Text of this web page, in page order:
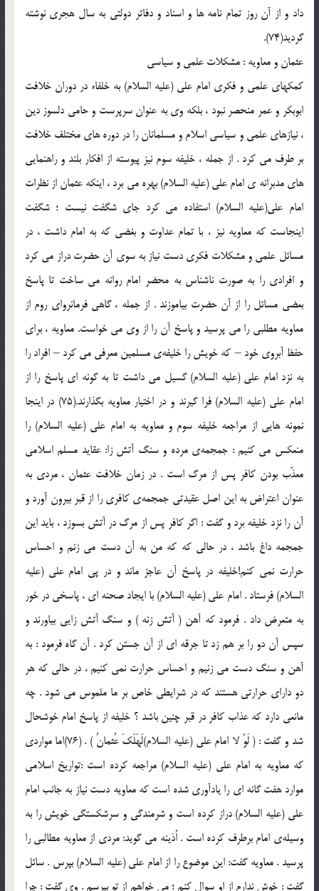
داد و از آن روز تمام نامه ها و اسناد و دفاتر دولتي به سال هجري نوشته
گرديد(74).
عثمان و معاويه : مشكلات علمي و سياسي
كمكهاي علمي و فكري امام علي (علیه السلام) به خلفاء در دوران خلافت
ابوبكر و عمر منحصر نبود ، بلكه وي به عنوان سرپرست و حامي دلسوز دين
، نيازهاي علمي و سياسي اسلام و مسلمانان را در دوره هاي مختلف خلافت
بر طرف مي كرد . از جمله ، خليفه سوم نيز پيوسته از افكار بلند و راهنمايي
هاي مدبرانه ی امام علي (علیه السلام) بهره مي برد ، اينكه عثمان از نظرات
امام علي(علیه السلام) استفاده مي کرد جای شگفت نيست ؛ شگفت
اينجاست كه معاويه نيز ، با تمام عداوت و بغضي كه به امام داشت ، در
مسائل علمي و مشكلات فكري دست نياز به سوي آن حضرت دراز مي كرد
و افرادي را به صورت ناشناس به محضر امام روانه مي ساخت تا پاسخ
بعضي مسائل را از آن حضرت بياموزند . از جمله ، گاهي فرمانرواي روم از
معاويه مطلبي را مي پرسيد و پاسخ آن را از وي مي خواست. معاويه ، براي
حفظ آبروي خود – كه خويش را خليفه‌ي مسلمين معرفي مي كرد – افراد را
به نزد امام علي (علیه السلام) گسيل مي داشت تا به گونه اي پاسخ را از
امام علي (علیه السلام) فرا گيرند و در اختيار معاويه بگذارند.(75) در اينجا
نمونه هايي از مراجعه خليفه سوم و معاويه به امام علي (علیه السلام) را
منعكس مي كنيم : جمجمه‌ي مرده و سنگ آتش ‌زا: عقايد مسلم اسلامي
معذّب بودن كافر پس از مرگ است . در زمان خلافت عثمان ، مردي به
عنوان اعتراض به اين اصل عقيدتي جمجمه‌ي كافري را از قبر بيرون آورد و
آن را نزد خليفه برد و گفت : اگر كافر پس از مرگ در آتش بسوزد ، بايد اين
جمجمه داغ باشد ، در حالي كه كه من به آن دست مي زنم و احساس
حرارت نمي كنم!خليفه در پاسخ آن عاجز ماند و در پي امام علي (علیه
السلام) فرستاد . امام علي (علیه السلام) با ايجاد صحنه اي ، پاسخي در خور
به متعرض داد . فرمود كه آهن ( آتش زنه ) و سنگ آتش زايي بياورند و
سپس آن دو را بر هم زد تا جرقه اي از آن جستن كرد . آن گاه فرمود : به
آهن و سنگ دست مي زنيم و احساس حرارت نمي كنيم ، در حالي كه هر
دو داراي حرارتي هستند كه در شرايطي خاص بر ما ملموس مي شود . چه
مانعي دارد كه عذاب كافر در قبر چنين باشد ؟ خليفه از پاسخ امام خوشحال
شد و گفت : ( لَوْ لا امام علي (علیه السلام)لَهَلَكَ عُثمانُ ) . (76)اما مواردي
كه معاويه به امام علي (علیه السلام) مراجعه كرده است :تواريخ اسلامي
موارد هفت گانه اي را ياد‌آوري شده است كه معاويه دست نياز به جانب امام
علي (علیه السلام) دراز كرده است و شرمندگي و سرشكستگي خويش را به
وسيله‌ي امام برطرف كرده است . اُذينه مي گويد: مردي از معاويه مطالبي را
پرسيد . معاويه گفت: اين موضوع را از امام علي (علیه السلام) بپرس . سائل
گفت : خوش ندارم از او سوال كنم ؛ مي خواهم از تو بپرسم . وي گفت : چرا